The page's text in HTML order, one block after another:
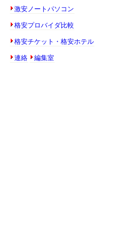
激安ノートパソコン
格安プロバイダ比較
格安チケット・格安ホテル
連絡 編集室